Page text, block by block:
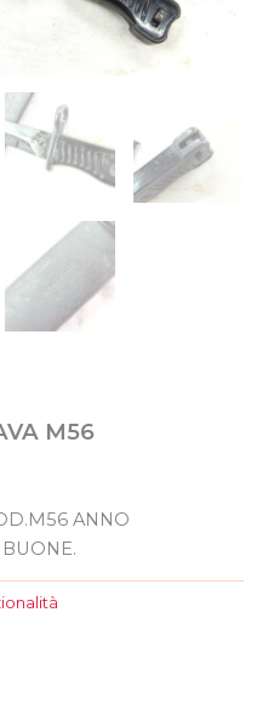
M56
ANNO